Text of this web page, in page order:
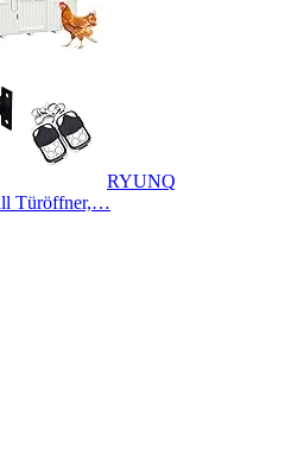
RYUNQ
Türöffner,…